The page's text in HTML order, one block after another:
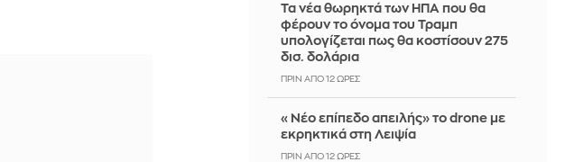
Τα νέα θωρηκτά των ΗΠΑ που θα
φέρουν το όνομα του Τραμπ
υπολογίζεται πως θα κοστίσουν 275
δισ. δολάρια
ΠΡΙΝ ΑΠΌ 12 ΏΡΕΣ
«Νέο επίπεδο απειλής» το drone με
εκρηκτικά στη Λειψία
ΠΡΙΝ ΑΠΌ 12 ΏΡΕΣ